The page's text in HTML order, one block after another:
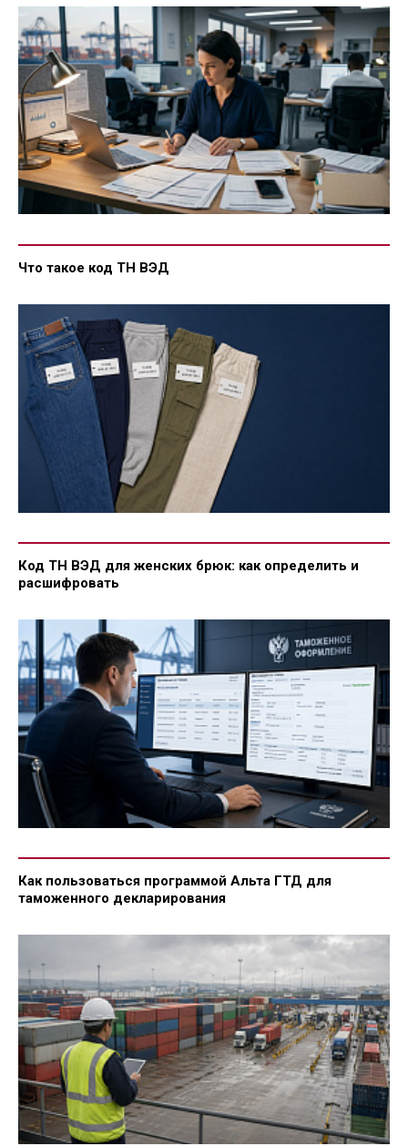
Что такое код ТН ВЭД
Код ТН ВЭД для женских брюк: как определить и
расшифровать
Как пользоваться программой Альта ГТД для
таможенного декларирования